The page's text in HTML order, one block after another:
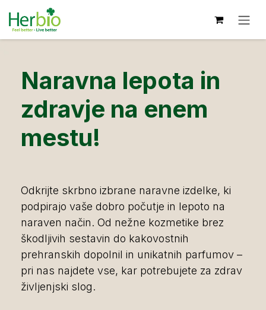
Skip to Content
Naravna lepota in
zdravje na enem
mestu!
Odkrijte skrbno izbrane naravne izdelke, ki
podpirajo vaše dobro počutje in lepoto na
naraven način. Od nežne kozmetike brez
škodljivih sestavin do kakovostnih
prehranskih dopolnil in unikatnih parfumov –
pri nas najdete vse, kar potrebujete za zdrav
življenjski slog.